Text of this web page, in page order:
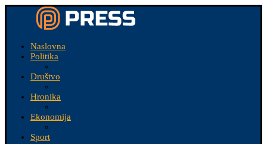
Naslovna
Politika
Društvo
Hronika
Ekonomija
Sport